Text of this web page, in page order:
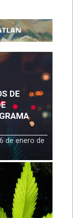
DE
de enero de